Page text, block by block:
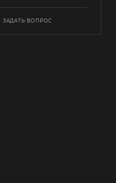
ЗАДАТЬ ВОПРОС